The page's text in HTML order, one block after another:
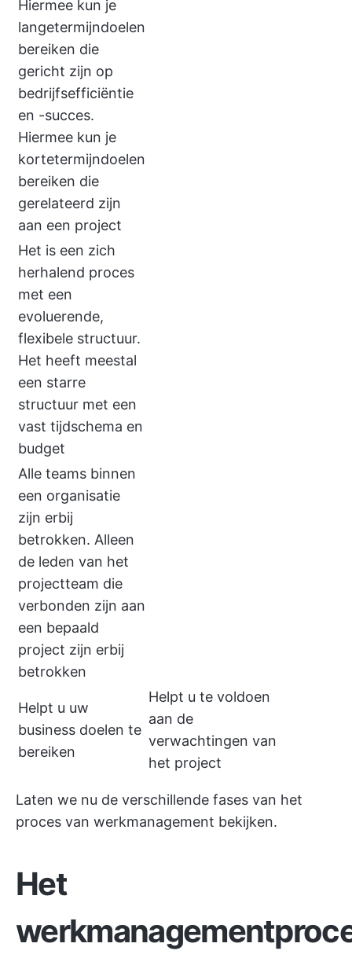
Hiermee kun je
langetermijndoelen
bereiken die
gericht zijn op
bedrijfsefficiëntie
en -succes.
Hiermee kun je
kortetermijndoelen
bereiken die
gerelateerd zijn
aan een project
Het is een zich
herhalend proces
met een
evoluerende,
flexibele structuur.
Het heeft meestal
een starre
structuur met een
vast tijdschema en
budget
Alle teams binnen
een organisatie
zijn erbij
betrokken. Alleen
de leden van het
projectteam die
verbonden zijn aan
een bepaald
project zijn erbij
betrokken
Helpt u uw
business doelen te
bereiken
Helpt u te voldoen
aan de
verwachtingen van
het project
Laten we nu de verschillende fases van het
proces van werkmanagement bekijken.
Het